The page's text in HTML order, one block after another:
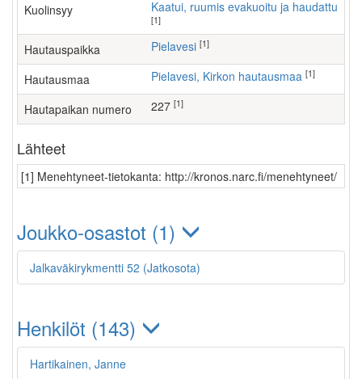
Kuolinsyy Kaatui, ruumis evakuoitu ja haudattu
[1]
Hautauspaikka Pielavesi [1]
Hautausmaa Pielavesi, Kirkon hautausmaa [1]
Hautapaikan numero 227 [1]
Lähteet
[1] Menehtyneet-tietokanta: http://kronos.narc.fi/menehtyneet/
Joukko-osastot (1)
Jalkaväkirykmentti 52 (Jatkosota)
Henkilöt (143)
Hartikainen, Janne